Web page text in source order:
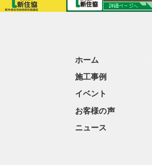
ホーム
施工事例
イベント
お客様の声
ニュース